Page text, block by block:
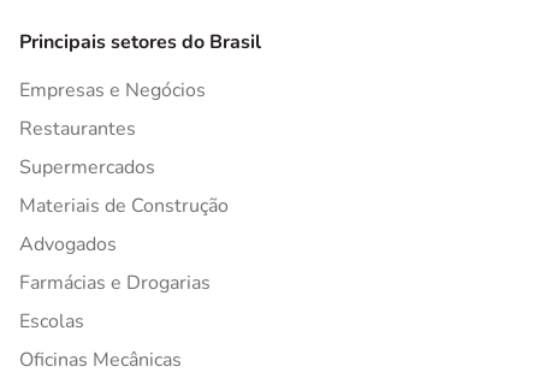
Principais setores do Brasil
Empresas e Negócios
Restaurantes
Supermercados
Materiais de Construção
Advogados
Farmácias e Drogarias
Escolas
Oficinas Mecânicas